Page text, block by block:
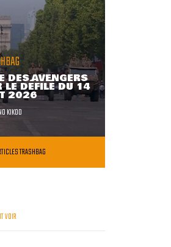
DES AVENGERS
LE DÉFILÉ DU 14
2026
KIKOO
TRASHBAG
VOIR